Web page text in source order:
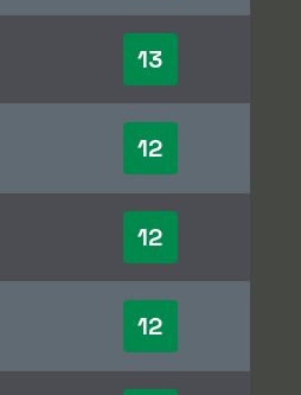
13
12
12
12